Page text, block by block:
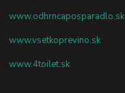
www.odhrncaposparadlo.sk
www.vsetkoprevino.sk
www.4toilet.sk